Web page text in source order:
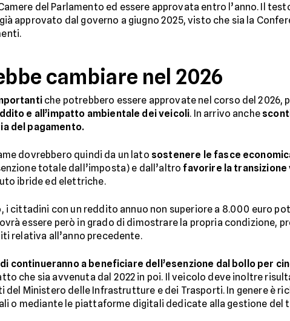
del Parlamento ed essere approvata entro l’anno. Il
approvato dal governo a giugno 2025, visto che sia la
cambiare nel 2026
che potrebbero essere approvate nel corso del 2026,
e all’impatto ambientale dei veicoli. In arrivo anche
del pagamento.
dovrebbero quindi da un lato sostenere le fasce
totale dall’imposta) e dall’altrofavorire la transizione
ibride ed elettriche.
i cittadini con un reddito annuo non superiore a 8.000 euro
essere però in grado di dimostrare la propria condizione,
relativa all’anno precedente.
continueranno a beneficiare dell’esenzione dal bollo per
che sia avvenuta dal 2022 in poi. Il veicolo deve inoltre
del Ministero delle Infrastrutture e dei Trasporti. In genere è
o mediante le piattaforme digitali dedicate alla gestione del